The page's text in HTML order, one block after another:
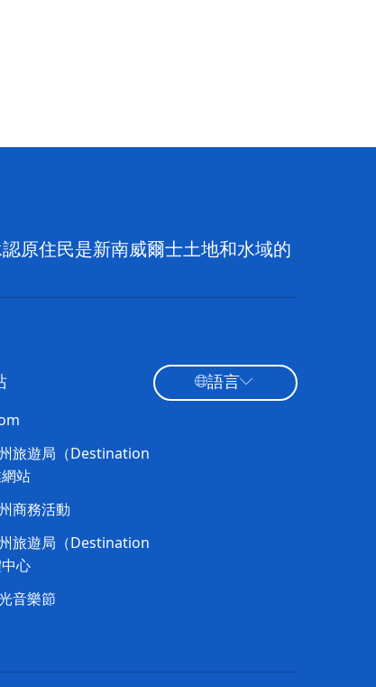
原住民是新南威爾士土地和水域的
旅遊局（Destination
站​
商務活動
旅遊局（Destination
心
音樂節
語言